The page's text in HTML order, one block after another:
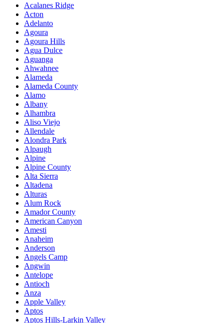
Acalanes Ridge
Acton
Adelanto
Agoura
Agoura Hills
Agua Dulce
Aguanga
Ahwahnee
Alameda
Alameda County
Alamo
Albany
Alhambra
Aliso Viejo
Allendale
Alondra Park
Alpaugh
Alpine
Alpine County
Alta Sierra
Altadena
Alturas
Alum Rock
Amador County
American Canyon
Amesti
Anaheim
Anderson
Angels Camp
Angwin
Antelope
Antioch
Anza
Apple Valley
Aptos
Aptos Hills-Larkin Valley